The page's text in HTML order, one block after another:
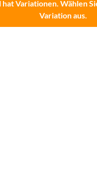
Variationen. Wählen
Variation aus.